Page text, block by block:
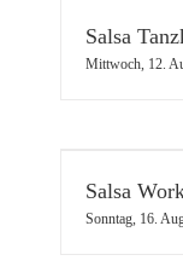
Salsa
Mittwoch, 12.
Salsa
Sonntag, 16.